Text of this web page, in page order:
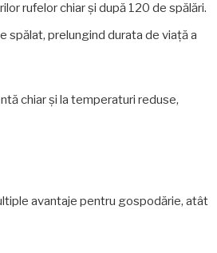
rufelor chiar și după 120 de spălări.
spălat, prelungind durata de viață a
chiar și la temperaturi reduse,
avantaje pentru gospodărie, atât